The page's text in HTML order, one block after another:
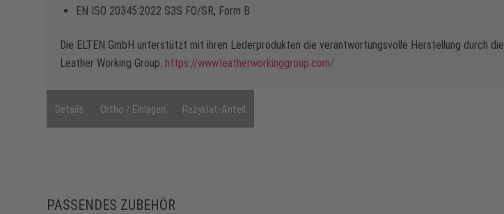
EN ISO 20345:2022 S3S FO/SR, Form B
Die ELTEN GmbH unterstützt mit ihren Lederprodukten die verantwortungsvolle Herstellung durch die
Leather Working Group. https://www.leatherworkinggroup.com/
Details Ortho / Einlagen Rezyklat-Anteil
PASSENDES ZUBEHÖR